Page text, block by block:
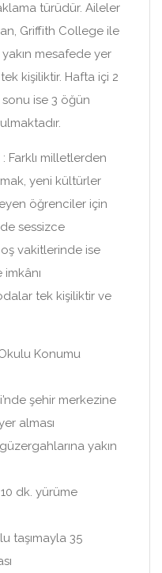
türüdür. Aileler
Griffith College ile
mesafede yer
kişiliktir. Hafta içi 2
ise 3 öğün
Farklı milletlerden
yeni kültürler
öğrenciler için
sessizce
vakitlerinde ise
tek kişiliktir ve
Konumu
şehir merkezine
alması
yakın
dk. yürüme
taşımayla 35